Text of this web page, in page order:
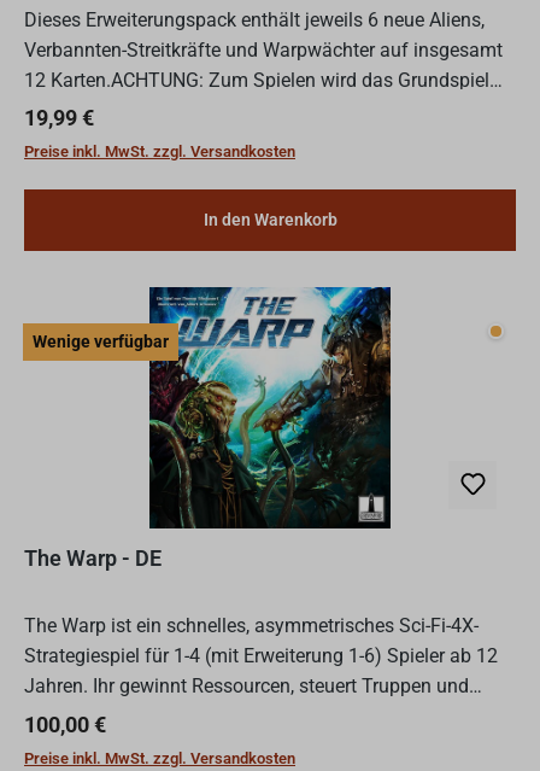
Dieses Erweiterungspack enthält jeweils 6 neue Aliens,
Verbannten-Streitkräfte und Warpwächter auf insgesamt
12 Karten.ACHTUNG: Zum Spielen wird das Grundspiel
benötigt!The Warp - Alien-Erweiterungspack, ein Spiel für...
Regulärer Preis:
19,99 €
Preise inkl. MwSt. zzgl. Versandkosten
In den Warenkorb
Wenige verfügbar
The Warp - DE
The Warp ist ein schnelles, asymmetrisches Sci-Fi-4X-
Strategiespiel für 1-4 (mit Erweiterung 1-6) Spieler ab 12
Jahren. Ihr gewinnt Ressourcen, steuert Truppen und
verändert sogar das Gelände des Planeten.Dank zahlrei...
Regulärer Preis:
100,00 €
Preise inkl. MwSt. zzgl. Versandkosten